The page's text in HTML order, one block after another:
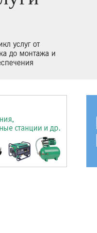
услуг от
до монтажа и